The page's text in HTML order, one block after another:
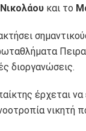
και το
διοργανώσεις.
έρχεται
νικητή